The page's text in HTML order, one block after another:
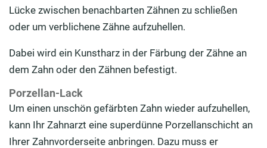
Lücke zwischen benachbarten Zähnen zu schließen
oder um verblichene Zähne aufzuhellen.
Dabei wird ein Kunstharz in der Färbung der Zähne an
dem Zahn oder den Zähnen befestigt.
Porzellan-Lack
Um einen unschön gefärbten Zahn wieder aufzuhellen,
kann Ihr Zahnarzt eine superdünne Porzellanschicht an
Ihrer Zahnvorderseite anbringen. Dazu muss er